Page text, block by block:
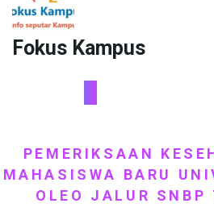
Fokus Kampus
PEMERIKSAAN
MAHASISWA BARU
OLEO JALUR SNBP